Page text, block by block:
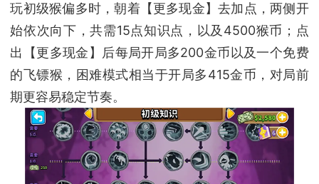
玩初级猴偏多时，朝着【更多现金】去加点，两侧开
始依次向下，共需15点知识点，以及4500猴币；点
出【更多现金】后每局开局多200金币以及一个免费
的飞镖猴，困难模式相当于开局多415金币，对局前
期更容易稳定节奏。